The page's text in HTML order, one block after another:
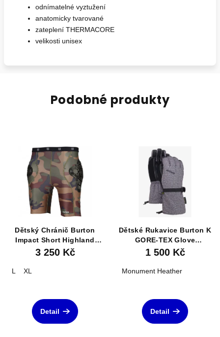
odnímatelné vyztužení
anatomicky tvarované
zateplení THERMACORE
velikosti unisex
Podobné produkty
Dětský Chránič Burton
Impact Short Highland
Camo
3 250 Kč
L XL
Detail
Dětské Rukavice Burton K
GORE-TEX Glove
Monument Heather
1 500 Kč
Monument Heather
Detail